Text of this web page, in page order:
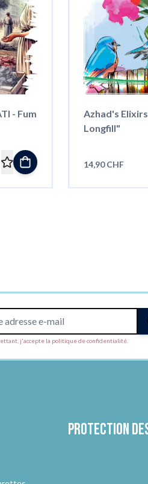
- Fum
Azhad's
Longfill"
14,90 CHF
j'accepte la politique de confidentialité.
Protection